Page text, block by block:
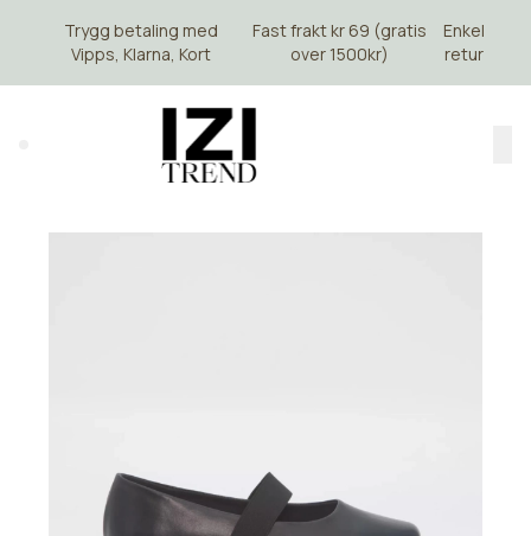
Trygg betaling med
Vipps, Klarna, Kort
Fast frakt kr 69 (gratis
over 1500kr)
Enkel
retur